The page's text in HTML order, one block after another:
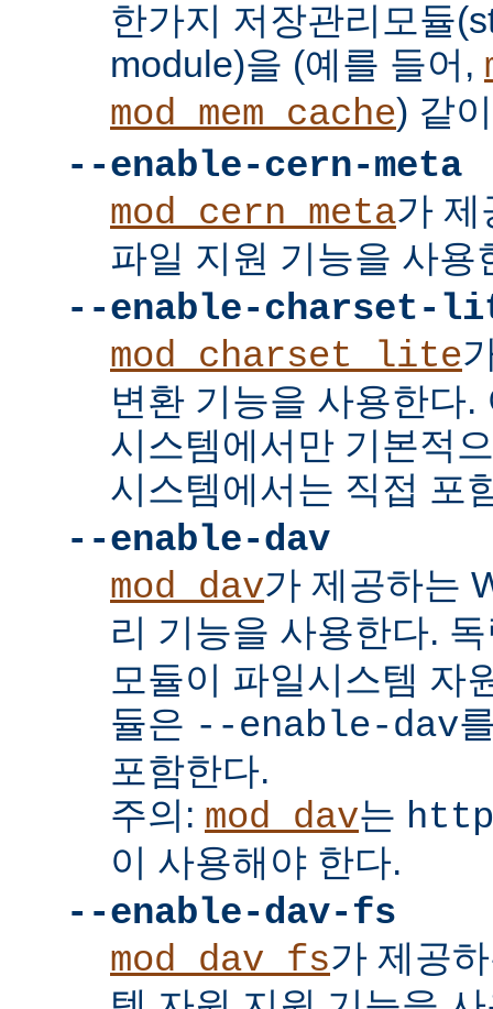
한가지 저장관리모듈
module)을 (예를 들어,
mod_mem_cache) 같
--enable-cern-meta
mod_cern_meta가 제
파일 지원 기능을 사용
--enable-charset-
mod_charset_lite
변환 기능을 사용한다
시스템에서만 기본적
시스템에서는 직접 포
--enable-dav
mod_dav가 제공하는
리 기능을 사용한다.
모듈이 파일시스템 자
듈은 --enable-dav
포함한다.
주의: mod_dav는 http
이 사용해야 한다.
--enable-dav-fs
mod_dav_fs가 제공